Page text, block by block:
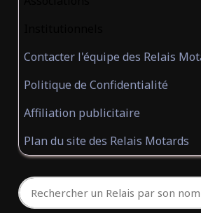
Contacter l'équipe des Relais
Politique de Confidentialité
Affiliation publicitaire
Plan du site des Relais Motards